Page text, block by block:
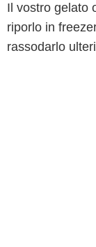
Il vostro gelato
riporlo in
rassodarlo